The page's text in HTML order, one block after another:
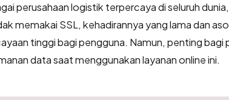
perusahaan logistik terpercaya di seluruh
memakai SSL, kehadirannya yang lama dan
tinggi bagi pengguna. Namun, penting bagi
data saat menggunakan layanan online ini.